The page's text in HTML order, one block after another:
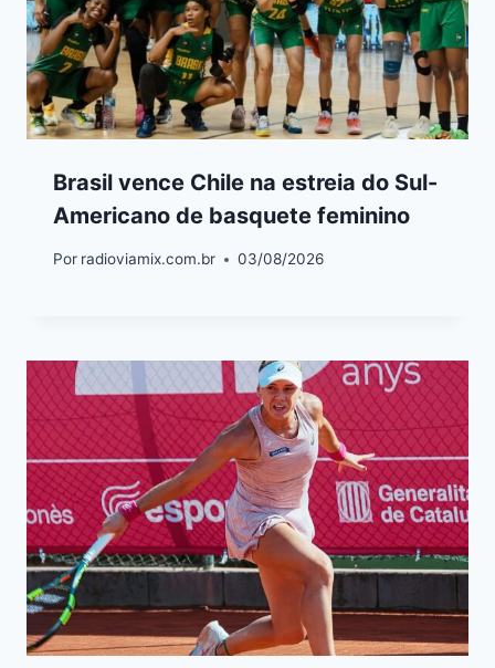
Brasil vence Chile na estreia do Sul-
Americano de basquete feminino
Por radioviamix.com.br 03/08/2026